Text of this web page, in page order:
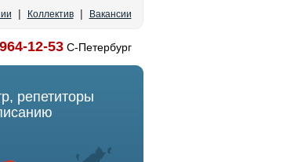
| Коллектив| Вакансии
964-12-53С-Петербург
репетиторы